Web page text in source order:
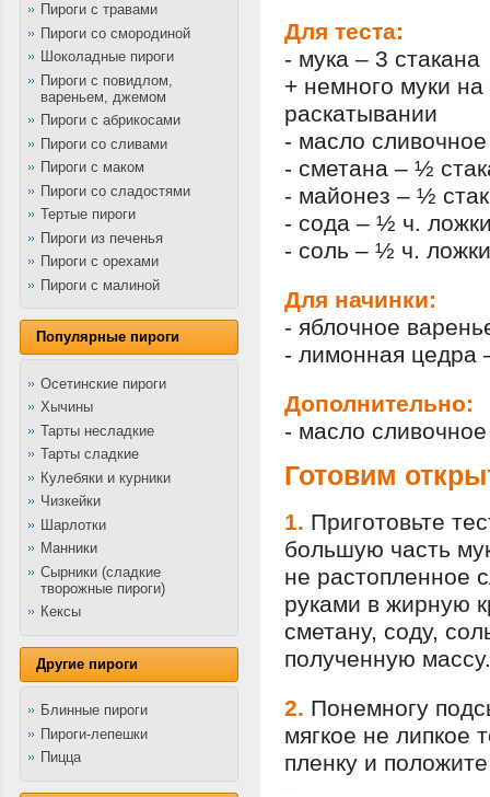
Пироги с травами
Пироги со смородиной
Шоколадные пироги
Пироги с повидлом,
вареньем, джемом
Пироги с абрикосами
Пироги со сливами
Пироги с маком
Пироги со сладостями
Тертые пироги
Пироги из печенья
Пироги с орехами
Пироги с малиной
Популярные пироги
Осетинские пироги
Хычины
Тарты несладкие
Тарты сладкие
Кулебяки и курники
Чизкейки
Шарлотки
Манники
Сырники (сладкие
творожные пироги)
Кексы
Другие пироги
Блинные пироги
Пироги-лепешки
Пицца
Для теста:
- мука – 3 стакана
+ немного муки
раскатывании
- масло
- сметана – ½
- майонез – ½
- сода – ½ ч.
- соль – ½ ч. ложки
Для начинки:
- яблочное
- лимонная цедра
Дополнительно:
- масло
Готовим
1. Приготовьте
большую часть
не растопленное
руками в жирную
сметану, соду,
полученную массу.
2. Понемногу
мягкое не липкое
пленку и